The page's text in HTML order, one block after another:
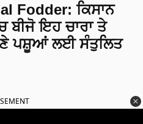
Fodder: ਕਿਸਾਨ
ਬੀਜੋ ਇਹ ਚਾਰਾ ਤੇ
ਪਸ਼ੂਆਂ ਲਈ ਸੰਤੁਲਿਤ